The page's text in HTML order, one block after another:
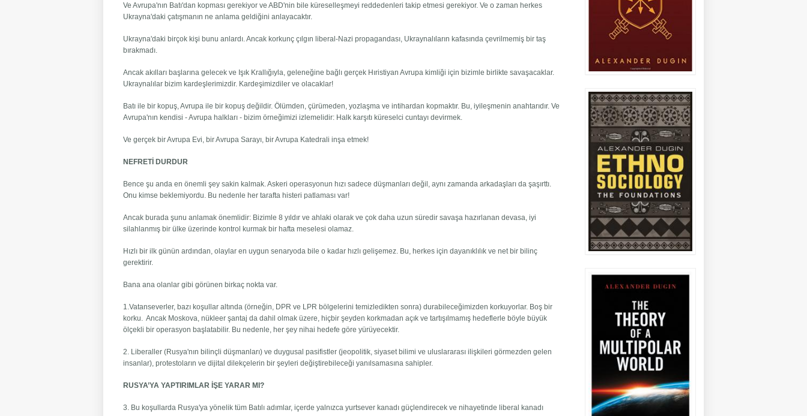
Ve Avrupa'nın Batı'dan kopması gerekiyor ve ABD'nin bile küreselleşmeyi reddedenleri takip etmesi gerekiyor. Ve o zaman herkes
Ukrayna'daki çatışmanın ne anlama geldiğini anlayacaktır.
Ukrayna'daki birçok kişi bunu anlardı. Ancak korkunç çılgın liberal-Nazi propagandası, Ukraynalıların kafasında çevrilmemiş bir taş
bırakmadı.
Ancak akılları başlarına gelecek ve Işık Krallığıyla, geleneğine bağlı gerçek Hıristiyan Avrupa kimliği için bizimle birlikte savaşacaklar.
Ukraynalılar bizim kardeşlerimizdir. Kardeşimizdiler ve olacaklar!
Batı ile bir kopuş, Avrupa ile bir kopuş değildir. Ölümden, çürümeden, yozlaşma ve intihardan kopmaktır. Bu, iyileşmenin anahtarıdır. Ve
Avrupa'nın kendisi - Avrupa halkları - bizim örneğimizi izlemelidir: Halk karşıtı küreselci cuntayı devirmek.
Ve gerçek bir Avrupa Evi, bir Avrupa Sarayı, bir Avrupa Katedrali inşa etmek!
NEFRETİ DURDUR
Bence şu anda en önemli şey sakin kalmak. Askeri operasyonun hızı sadece düşmanları değil, aynı zamanda arkadaşları da şaşırttı.
Onu kimse beklemiyordu. Bu nedenle her tarafta histeri patlaması var!
Ancak burada şunu anlamak önemlidir: Bizimle 8 yıldır ve ahlaki olarak ve çok daha uzun süredir savaşa hazırlanan devasa, iyi
silahlanmış bir ülke üzerinde kontrol kurmak bir hafta meselesi olamaz.
Hızlı bir ilk günün ardından, olaylar en uygun senaryoda bile o kadar hızlı gelişemez. Bu, herkes için dayanıklılık ve net bir bilinç
gerektirir.
Bana ana olanlar gibi görünen birkaç nokta var.
1.Vatanseverler, bazı koşullar altında (örneğin, DPR ve LPR bölgelerini temizledikten sonra) durabileceğimizden korkuyorlar. Boş bir
korku. Ancak Moskova, nükleer şantaj da dahil olmak üzere, hiçbir şeyden korkmadan açık ve tartışılmamış hedeflerle böyle büyük
ölçekli bir operasyon başlatabilir. Bu nedenle, her şey nihai hedefe göre yürüyecektir.
2. Liberaller (Rusya'nın bilinçli düşmanları) ve duygusal pasifistler (jeopolitik, siyaset bilimi ve uluslararası ilişkileri görmezden gelen
insanlar), protestoların ve dijital dilekçelerin bir şeyleri değiştirebileceği yanılsamasına sahipler.
RUSYA’YA YAPTIRIMLAR İŞE YARAR MI?
3. Bu koşullarda Rusya'ya yönelik tüm Batılı adımlar, içerde yalnızca yurtsever kanadı güçlendirecek ve nihayetinde liberal kanadı